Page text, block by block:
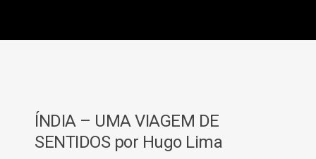
ÍNDIA – UMA VIAGEM DE
SENTIDOS por Hugo Lima